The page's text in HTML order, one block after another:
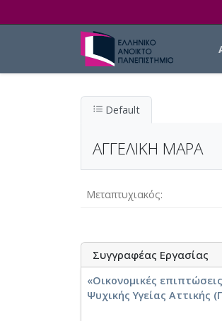
Default
ΑΓΓΕΛΙΚΗ ΜΑΡΑ
Μεταπτυχιακός
Συγγραφέας Εργασίας
«Οικονομικές
Ψυχικής Υγείας Αττικής